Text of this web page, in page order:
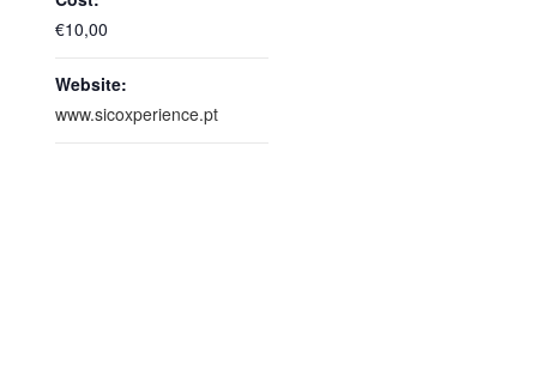
€10,00
Website:
www.sicoxperience.pt